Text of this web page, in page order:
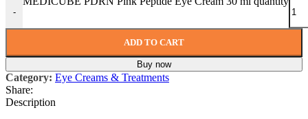
-
ADD TO CART
Buy now
Category: Eye Creams & Treatments
Share:
Description